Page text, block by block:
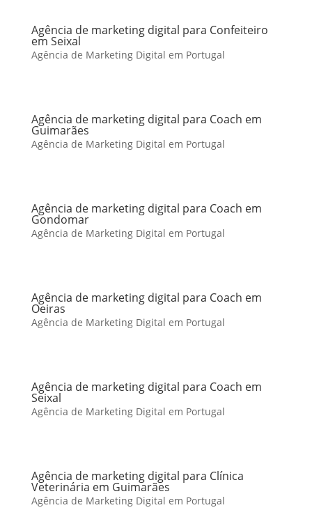
Agência de marketing digital para Confeiteiro
em Seixal
Agência de Marketing Digital em Portugal
Agência de marketing digital para Coach em
Guimarães
Agência de Marketing Digital em Portugal
Agência de marketing digital para Coach em
Gondomar
Agência de Marketing Digital em Portugal
Agência de marketing digital para Coach em
Oeiras
Agência de Marketing Digital em Portugal
Agência de marketing digital para Coach em
Seixal
Agência de Marketing Digital em Portugal
Agência de marketing digital para Clínica
Veterinária em Guimarães
Agência de Marketing Digital em Portugal